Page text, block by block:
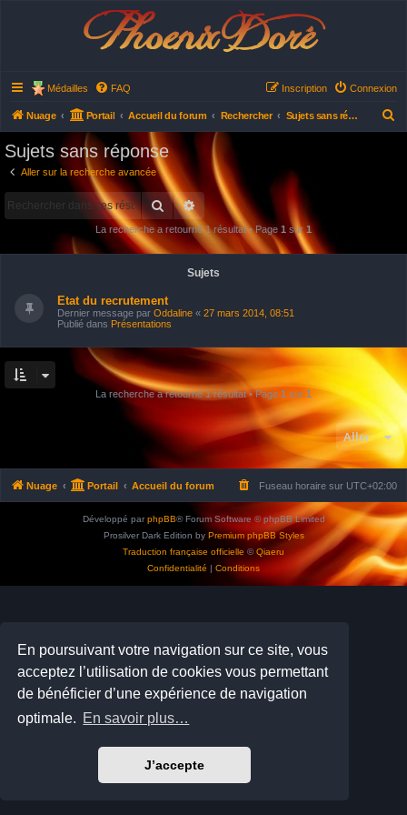
En poursuivant votre navigation sur ce site, vous
acceptez l’utilisation de cookies vous permettant
de bénéficier d’une expérience de navigation
optimale. En savoir plus…
J’accepte
Phoenix Doré
Médailles FAQ Connexion
Inscription
Nuage Portail Accueil du forum Rechercher Sujets sans réponse
Sujets sans réponse
Aller sur la recherche avancée
Rechercher
Recherche avancée
La recherche a retourné 1 résultat • Page1 sur1
Sujets
Etat du recrutement
Dernier message par Oddaline « 27 mars 2014, 08:51
Publié dans Présentations
La recherche a retourné 1 résultat • Page 1 sur 1
Aller
Nuage Portail Accueil du forum Fuseau horaire sur UTC+02:00
Développé par phpBB® Forum Software © phpBB Limited
Prosilver Dark Edition by Premium phpBB Styles
Traduction française officielle ©Qiaeru
Confidentialité | Conditions